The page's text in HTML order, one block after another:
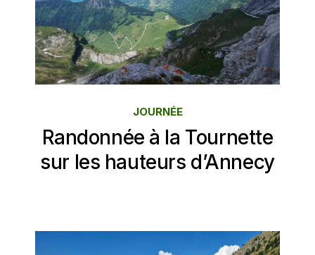
Randonnée à la Tournette
sur les hauteurs d’Annecy
JOURNÉE